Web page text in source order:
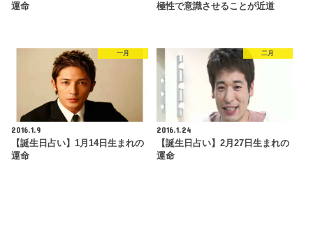
運命
極性で意識させることが近道
一月
2016.1.9
【誕生日占い】1月14日生まれの
運命
二月
2016.1.24
【誕生日占い】2月27日生まれの
運命